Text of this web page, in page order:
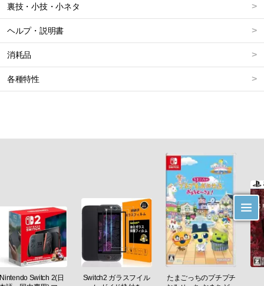
裏技・小技・小ネタ
ヘルプ・説明書
消耗品
各種特性
Nintendo Switch 2(日
Switch2 ガラスフイル
たまごっちのプチプチ